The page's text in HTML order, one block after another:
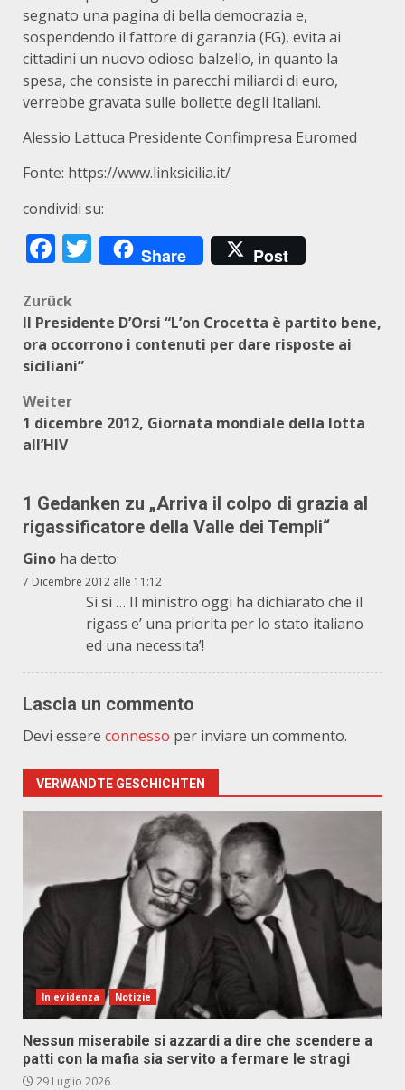
segnato una pagina di bella democrazia e,
sospendendo il fattore di garanzia (FG), evita ai
cittadini un nuovo odioso balzello, in quanto la
spesa, che consiste in parecchi miliardi di euro,
verrebbe gravata sulle bollette degli Italiani.
Alessio Lattuca Presidente Confimpresa Euromed
Fonte: https://www.linksicilia.it/
condividi su:
Facebook
Twitter
Share Post
Beitragsnavigation
Zurück
Il Presidente D’Orsi “L’on Crocetta è partito bene,
ora occorrono i contenuti per dare risposte ai
siciliani”
Weiter
1 dicembre 2012, Giornata mondiale della lotta
all’HIV
1 Gedanken zu „Arriva il colpo di grazia al
rigassificatore della Valle dei Templi“
Gino ha detto:
7 Dicembre 2012 alle 11:12
Si si … Il ministro oggi ha dichiarato che il
rigass e’ una priorita per lo stato italiano
ed una necessita’!
Lascia un commento
Devi essere connesso per inviare un commento.
VERWANDTE GESCHICHTEN
In evidenza Notizie
Nessun miserabile si azzardi a dire che scendere a
patti con la mafia sia servito a fermare le stragi
29 Luglio 2026